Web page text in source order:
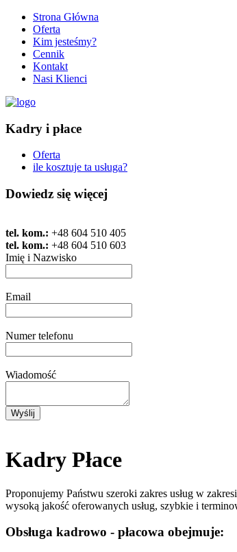
Strona Główna
Oferta
Kim jesteśmy?
Cennik
Kontakt
Nasi Klienci
Kadry i płace
Oferta
ile kosztuje ta usługa?
Dowiedz się więcej
tel. kom.: +48 604 510 405
tel. kom.: +48 604 510 603
Imię i Nazwisko
Email
Numer telefonu
Wiadomość
Kadry Płace
Proponujemy Państwu szeroki zakres usług w
wysoką jakość oferowanych usług, szybkie i
Obsługa kadrowo - płacowa obejmuje: